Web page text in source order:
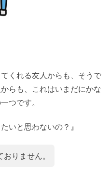
くれる友人からも、そうで
らも、これはいまだにかな
つです。
いと思わないの？』
りません。